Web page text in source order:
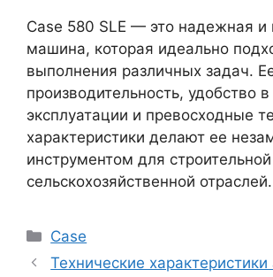
Case 580 SLE — это надежная
машина, которая идеально
выполнения различных задач.
производительность, удобство в
эксплуатации и превосходные
характеристики делают ее
инструментом для
сельскохозяйственной отраслей.
Рубрики
Case
Технические